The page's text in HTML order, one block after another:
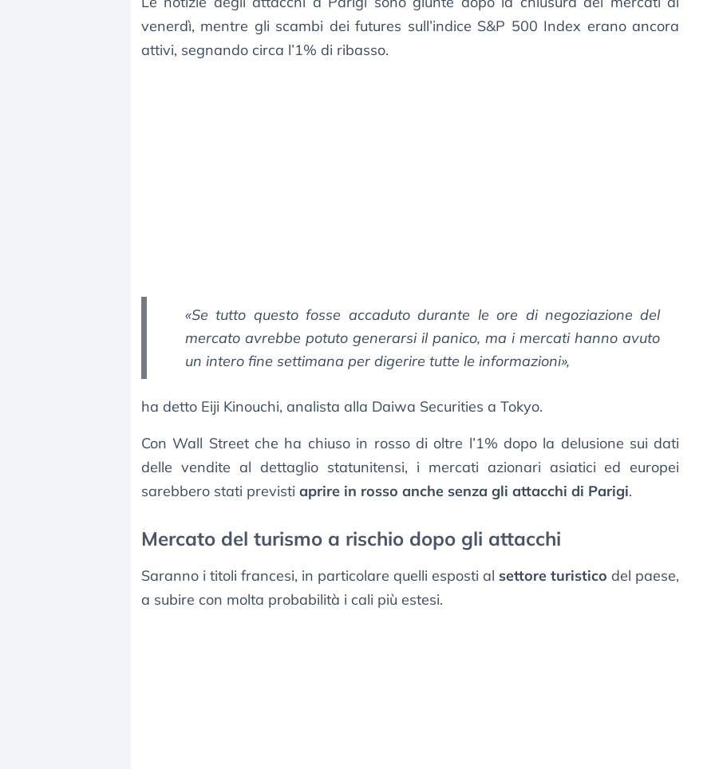
venerdì, mentre gli scambi dei futures sull’indice S&P 500 Index erano ancora
attivi, segnando circa l’1% di ribasso.
«Se tutto questo fosse accaduto durante le ore di negoziazione del
mercato avrebbe potuto generarsi il panico, ma i mercati hanno avuto
un intero fine settimana per digerire tutte le informazioni»,
ha detto Eiji Kinouchi, analista alla Daiwa Securities a Tokyo.
Con Wall Street che ha chiuso in rosso di oltre l’1% dopo la delusione sui dati
delle vendite al dettaglio statunitensi, i mercati azionari asiatici ed europei
sarebbero stati previsti aprire in rosso anche senza gli attacchi di Parigi.
Mercato del turismo a rischio dopo gli attacchi
Saranno i titoli francesi, in particolare quelli esposti al settore turistico del paese,
a subire con molta probabilità i cali più estesi.